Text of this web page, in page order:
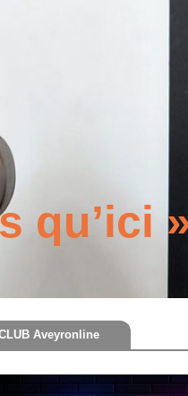
qu’ici
Aveyronline